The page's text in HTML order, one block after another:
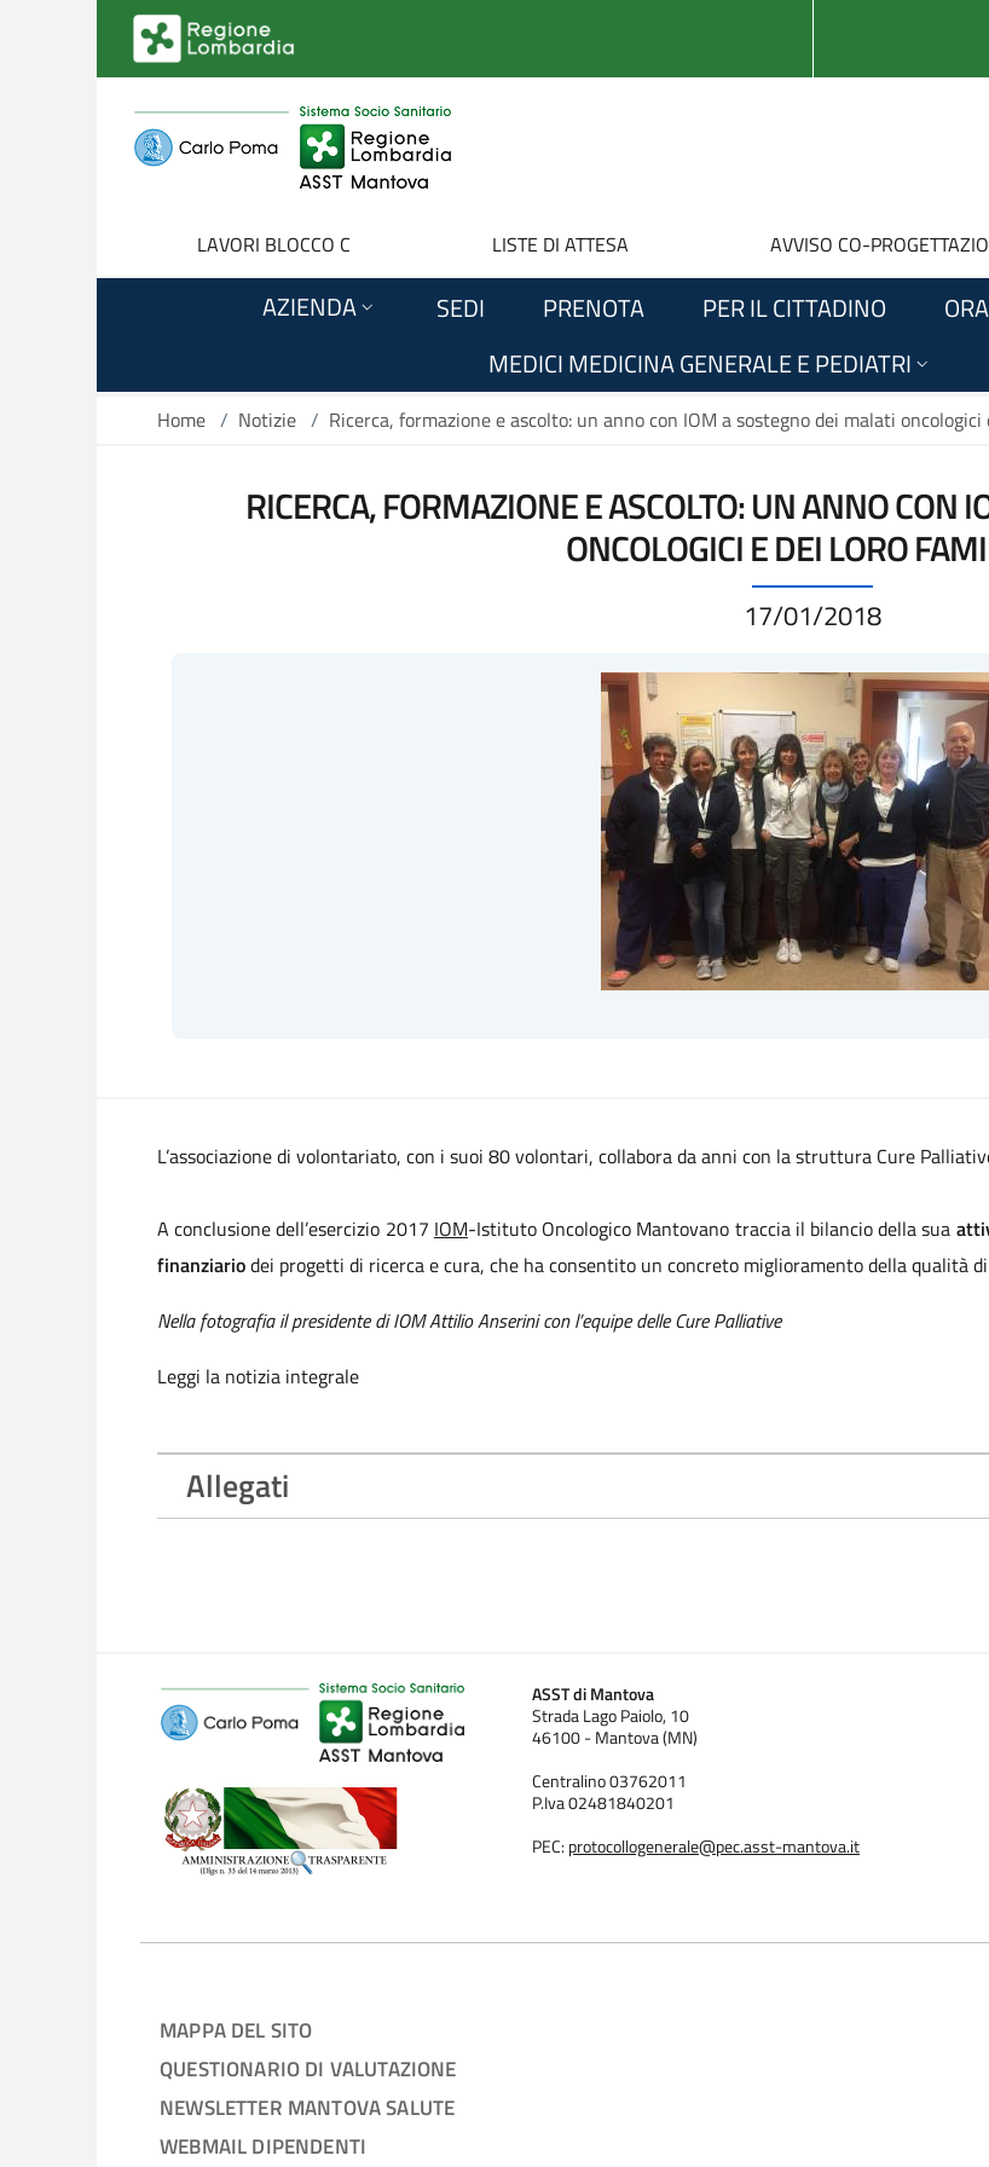
Salta al contenuto principale
LAVORI BLOCCO C LISTE DI ATTESA AVVISO CO-
AZIENDA SEDI PRENOTA PER IL CITTADINO
MEDICI MEDICINA GENERALE E PEDIATRI
Home / Notizie / Ricerca, formazione e ascolto: un anno con IOM a sostegno dei malati
RICERCA, FORMAZIONE E ASCOLTO: UN ANNO CON
ONCOLOGICI E DEI LORO
17/01/2018
L’associazione di volontariato, con i suoi 80 volontari, collabora da anni con la struttura Cure
A conclusione dell’esercizio 2017 IOM-Istituto Oncologico Mantovano traccia il bilancio della sua
finanziariodei progetti di ricerca e cura, che ha consentito un concreto miglioramento della qualità
Nella fotografia il presidente di IOM Attilio Anserini con l’equipe delle Cure Palliative
Leggi la notizia integrale
Allegati
ASST di Mantova
Strada Lago Paiolo, 10
46100 - Mantova (MN)
Centralino 03762011
P.Iva 02481840201
PEC: protocollogenerale@pec.asst-mantova.it
MAPPA DEL SITO
QUESTIONARIO DI VALUTAZIONE
NEWSLETTER MANTOVA SALUTE
WEBMAIL DIPENDENTI